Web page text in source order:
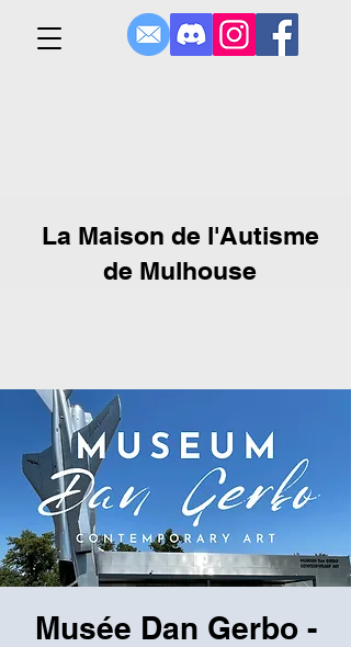
La Maison de l'Autisme
de Mulhouse
Musée Dan Gerbo -